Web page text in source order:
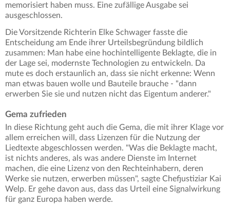
memorisiert haben muss. Eine zufällige Ausgabe sei
ausgeschlossen.
Die Vorsitzende Richterin Elke Schwager fasste die
Entscheidung am Ende ihrer Urteilsbegründung bildlich
zusammen: Man habe eine hochintelligente Beklagte, die in
der Lage sei, modernste Technologien zu entwickeln. Da
mute es doch erstaunlich an, dass sie nicht erkenne: Wenn
man etwas bauen wolle und Bauteile brauche - "dann
erwerben Sie sie und nutzen nicht das Eigentum anderer."
Gema zufrieden
In diese Richtung geht auch die Gema, die mit ihrer Klage vor
allem erreichen will, dass Lizenzen für die Nutzung der
Liedtexte abgeschlossen werden. "Was die Beklagte macht,
ist nichts anderes, als was andere Dienste im Internet
machen, die eine Lizenz von den Rechteinhabern, deren
Werke sie nutzen, erwerben müssen", sagte Chefjustiziar Kai
Welp. Er gehe davon aus, dass das Urteil eine Signalwirkung
für ganz Europa haben werde.